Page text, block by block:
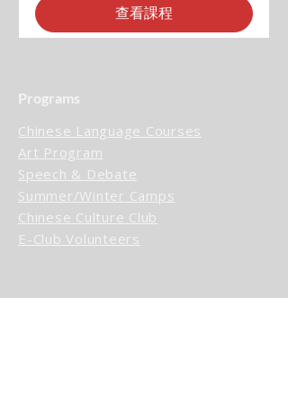
查看課程
Programs
Chinese Language Courses
Art Program
Speech & Debate
Summer/Winter Camps
Chinese Culture Club
E-Club Volunteers